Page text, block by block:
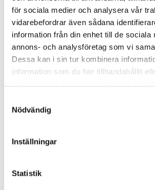
för sociala medier och analysera vår
vidarebefordrar även sådana
information från din enhet till de sociala
annons- och analysföretag som vi
Dessa kan i sin tur kombinera
information som du har tillhandahållit
Nödvändig
Inställningar
Statistik
Vardag
Blygsam
att vänta nästa år